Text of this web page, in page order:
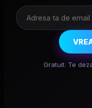
Gratuit. Te